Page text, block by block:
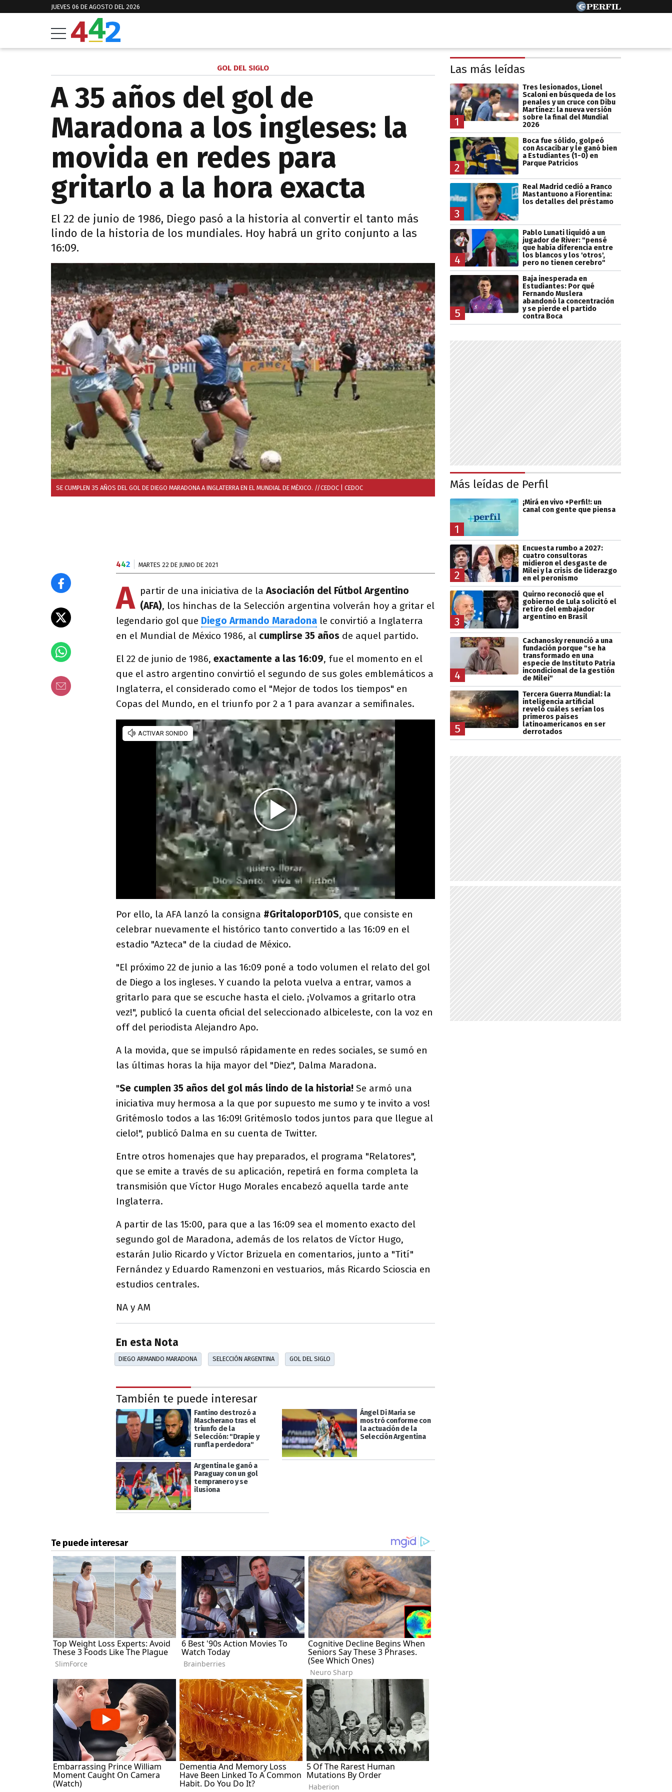
JUEVES 06 DE AGOSTO DEL 2026
GOL DEL SIGLO
A 35 años del gol de
Maradona a los ingleses: la
movida en redes para
gritarlo a la hora exacta
El 22 de junio de 1986, Diego pasó a la historia al convertir el tanto más
lindo de la historia de los mundiales. Hoy habrá un grito conjunto a las
16:09.
SE CUMPLEN 35 AÑOS DEL GOL DE DIEGO MARADONA A INGLATERRA EN EL MUNDIAL DE MÉXICO. //CEDOC | CEDOC
442 MARTES 22 DE JUNIO DE 2021
A partir de una iniciativa de laAsociación del Fútbol Argentino
(AFA), los hinchas de la Selección argentina volverán hoy a gritar el
legendario gol que Diego Armando Maradona le convirtió a Inglaterra
en el Mundial de México 1986, al cumplirse 35 años de aquel partido.
El 22 de junio de 1986, exactamente a las 16:09, fue el momento en el
que el astro argentino convirtió el segundo de sus goles emblemáticos a
Inglaterra, el considerado como el "Mejor de todos los tiempos" en
Copas del Mundo, en el triunfo por 2 a 1 para avanzar a semifinales.
Por ello, la AFA lanzó la consigna #GritaloporD10S, que consiste en
celebrar nuevamente el histórico tanto convertido a las 16:09 en el
estadio "Azteca" de la ciudad de México.
"El próximo 22 de junio a las 16:09 poné a todo volumen el relato del gol
de Diego a los ingleses. Y cuando la pelota vuelva a entrar, vamos a
gritarlo para que se escuche hasta el cielo. ¡Volvamos a gritarlo otra
vez!", publicó la cuenta oficial del seleccionado albiceleste, con la voz en
off del periodista Alejandro Apo.
A la movida, que se impulsó rápidamente en redes sociales, se sumó en
las últimas horas la hija mayor del "Diez", Dalma Maradona.
"Se cumplen 35 años del gol más lindo de la historia! Se armó una
iniciativa muy hermosa a la que por supuesto me sumo y te invito a vos!
Gritémoslo todos a las 16:09! Gritémoslo todos juntos para que llegue al
cielo!", publicó Dalma en su cuenta de Twitter.
Entre otros homenajes que hay preparados, el programa "Relatores",
que se emite a través de su aplicación, repetirá en forma completa la
transmisión que Víctor Hugo Morales encabezó aquella tarde ante
Inglaterra.
A partir de las 15:00, para que a las 16:09 sea el momento exacto del
segundo gol de Maradona, además de los relatos de Víctor Hugo,
estarán Julio Ricardo y Víctor Brizuela en comentarios, junto a "Tití"
Fernández y Eduardo Ramenzoni en vestuarios, más Ricardo Scioscia en
estudios centrales.
NA y AM
En esta Nota
DIEGO ARMANDO MARADONA SELECCIÓN ARGENTINA GOL DEL SIGLO
También te puede interesar
Fantino destrozó a
Mascherano tras el
triunfo de la
Selección: "Drapie y
runfla perdedora"
Ángel Di Maria se
mostró conforme con
la actuación de la
Selección Argentina
Argentina le ganó a
Paraguay con un gol
tempranero y se
ilusiona
Las más leídas
1
Tres lesionados, Lionel
Scaloni en búsqueda de los
penales y un cruce con Dibu
Martínez: la nueva versión
sobre la final del Mundial
2026
2
Boca fue sólido, golpeó
con Ascacibar y le ganó bien
a Estudiantes (1-0) en
Parque Patricios
3
Real Madrid cedió a Franco
Mastantuono a Fiorentina:
los detalles del préstamo
4
Pablo Lunati liquidó a un
jugador de River: "pensé
que había diferencia entre
los blancos y los 'otros',
pero no tienen cerebro"
5
Baja inesperada en
Estudiantes: Por qué
Fernando Muslera
abandonó la concentración
y se pierde el partido
contra Boca
Más leídas de Perfil
1
¡Mirá en vivo +Perfil!: un
canal con gente que piensa
2
Encuesta rumbo a 2027:
cuatro consultoras
midieron el desgaste de
Milei y la crisis de liderazgo
en el peronismo
3
Quirno reconoció que el
gobierno de Lula solicitó el
retiro del embajador
argentino en Brasil
4
Cachanosky renunció a una
fundación porque "se ha
transformado en una
especie de Instituto Patria
incondicional de la gestión
de Milei"
5
Tercera Guerra Mundial: la
inteligencia artificial
reveló cuáles serían los
primeros países
latinoamericanos en ser
derrotados